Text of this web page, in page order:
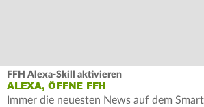
FFH Alexa-Skill aktivieren
ALEXA, ÖFFNE FFH
Immer die neuesten News auf dem